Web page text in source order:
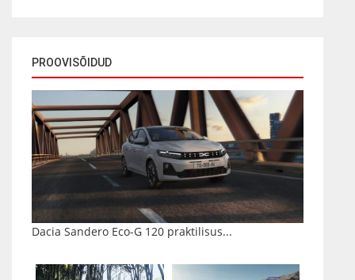
PROOVISÕIDUD
Dacia Sandero Eco-G 120 praktilisus...